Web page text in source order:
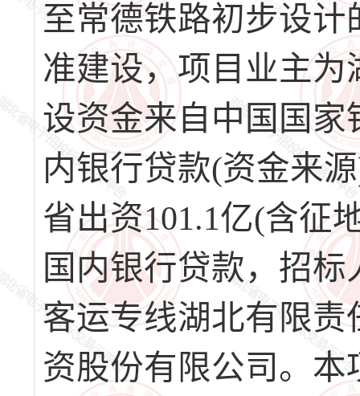
至常德铁路初步设计
准建设，项目业主
设资金来自中国国
内银行贷款(资金来
省出资101.1亿(含征
国内银行贷款，招
客运专线湖北有限
资股份有限公司。